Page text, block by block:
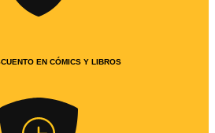
EN CÓMICS Y LIBROS